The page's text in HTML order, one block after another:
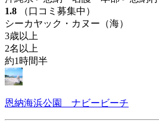
1.8
（口コミ募集中）
シーカヤック・カヌー（海）
3歳以上
2名以上
約1時間半
恩納海浜公園 ナビービーチ